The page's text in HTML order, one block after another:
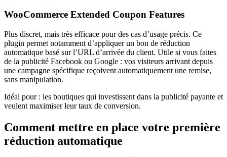
WooCommerce Extended Coupon Features
Plus discret, mais très efficace pour des cas d’usage précis. Ce
plugin permet notamment d’appliquer un bon de réduction
automatique basé sur l’URL d’arrivée du client. Utile si vous faites
de la publicité Facebook ou Google : vos visiteurs arrivant depuis
une campagne spécifique reçoivent automatiquement une remise,
sans manipulation.
Idéal pour : les boutiques qui investissent dans la publicité payante et
veulent maximiser leur taux de conversion.
Comment mettre en place votre première
réduction automatique